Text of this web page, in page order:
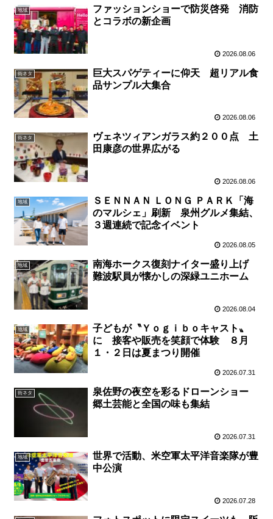
地域
ファッションショーで防災啓発 消防
とコラボの新企画
2026.08.06
街ネタ
巨大スパゲティーに仰天 超リアル食
品サンプル大集合
2026.08.06
街ネタ
ヴェネツィアンガラス約２００点 土
田康彦の世界広がる
2026.08.06
地域
ＳＥＮＮＡＮ ＬＯＮＧ ＰＡＲＫ「海
のマルシェ」刷新 泉州グルメ集結、
３週連続で記念イベント
2026.08.05
地域
南海ホークス復刻ナイター盛り上げ
難波駅員が懐かしの深緑ユニホーム
2026.08.04
地域
子どもが〝Ｙｏｇｉｂｏキャスト〟
に 接客や販売を笑顔で体験 ８月
１・２日は夏まつり開催
2026.07.31
街ネタ
泉佐野の夜空を彩るドローンショー
郷土芸能と全国の味も集結
2026.07.31
地域
世界で活動、米空軍太平洋音楽隊が豊
中公演
2026.07.28